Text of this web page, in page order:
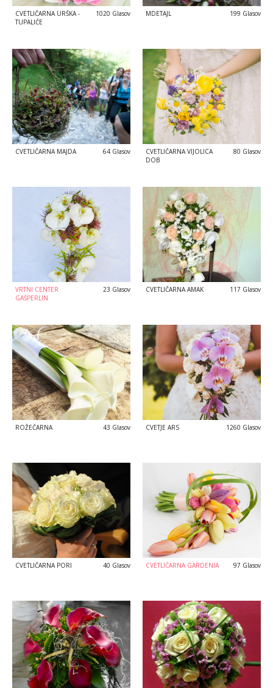
CVETLIČARNA URŠKA -
TUPALIČE
1020 Glasov MDETAJL 199 Glasov
CVETLIČARNA MAJDA 64 Glasov
CVETLIČARNA VIJOLICA
DOB
80 Glasov
VRTNI CENTER
GAŠPERLIN
23 Glasov CVETLIČARNA AMAK 117 Glasov
ROŽEČARNA 43 Glasov CVETJE ARS 1260 Glasov
CVETLIČARNA PORI 40 Glasov CVETLIČARNA GARDENIA 97 Glasov